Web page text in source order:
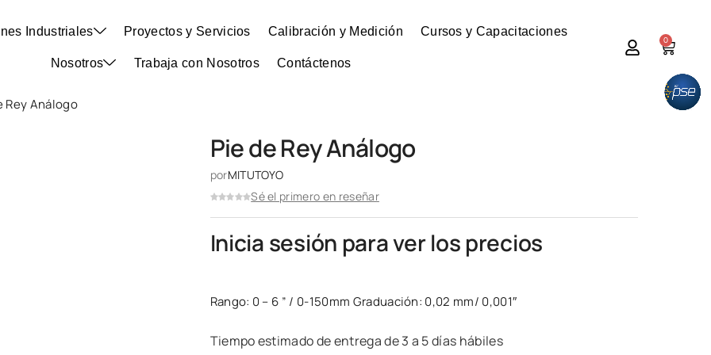
Industriales Proyectos y Servicios Calibración y Medición Cursos y Capacitaciones
Nosotros Trabaja con Nosotros Contáctenos
0
Rey Análogo
Pie de Rey Análogo
porMITUTOYO
Sé el primero en reseñar
Inicia sesión para ver los precios
Rango: 0 – 6 ” / 0-150mm Graduación: 0,02 mm/ 0,001″
Tiempo estimado de entrega de 3 a 5 días hábiles